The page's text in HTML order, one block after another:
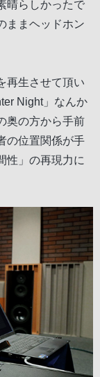
晴らしかったで
ままヘッドホン
再生させて頂い
Night」なんか
奥の方から手前
の位置関係が手
性」の再現力に